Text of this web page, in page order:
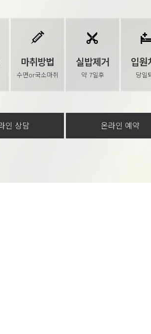
마취방법
수면or국소마취
실밥제거
약 7일후
입원
당일
인 상담 온라인 예약